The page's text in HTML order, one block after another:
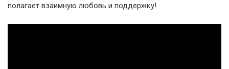
полагает взаимную любовь и поддержку!